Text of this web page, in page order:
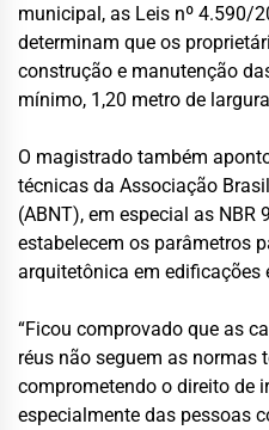
municipal, as Leis nº 4.590/
determinam que os
construção e manutenção
mínimo, 1,20 metro de
O magistrado também
técnicas da Associação
(ABNT), em especial as NBR
estabelecem os parâmetros
arquitetônica em edificações
“Ficou comprovado que as
réus não seguem as normas
comprometendo o direito de
especialmente das pessoas